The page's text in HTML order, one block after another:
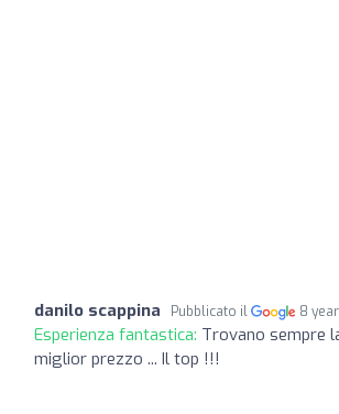
danilo scappina Pubblicato il 8
Esperienza fantastica: Trovano sempre
miglior prezzo ... Il top !!!